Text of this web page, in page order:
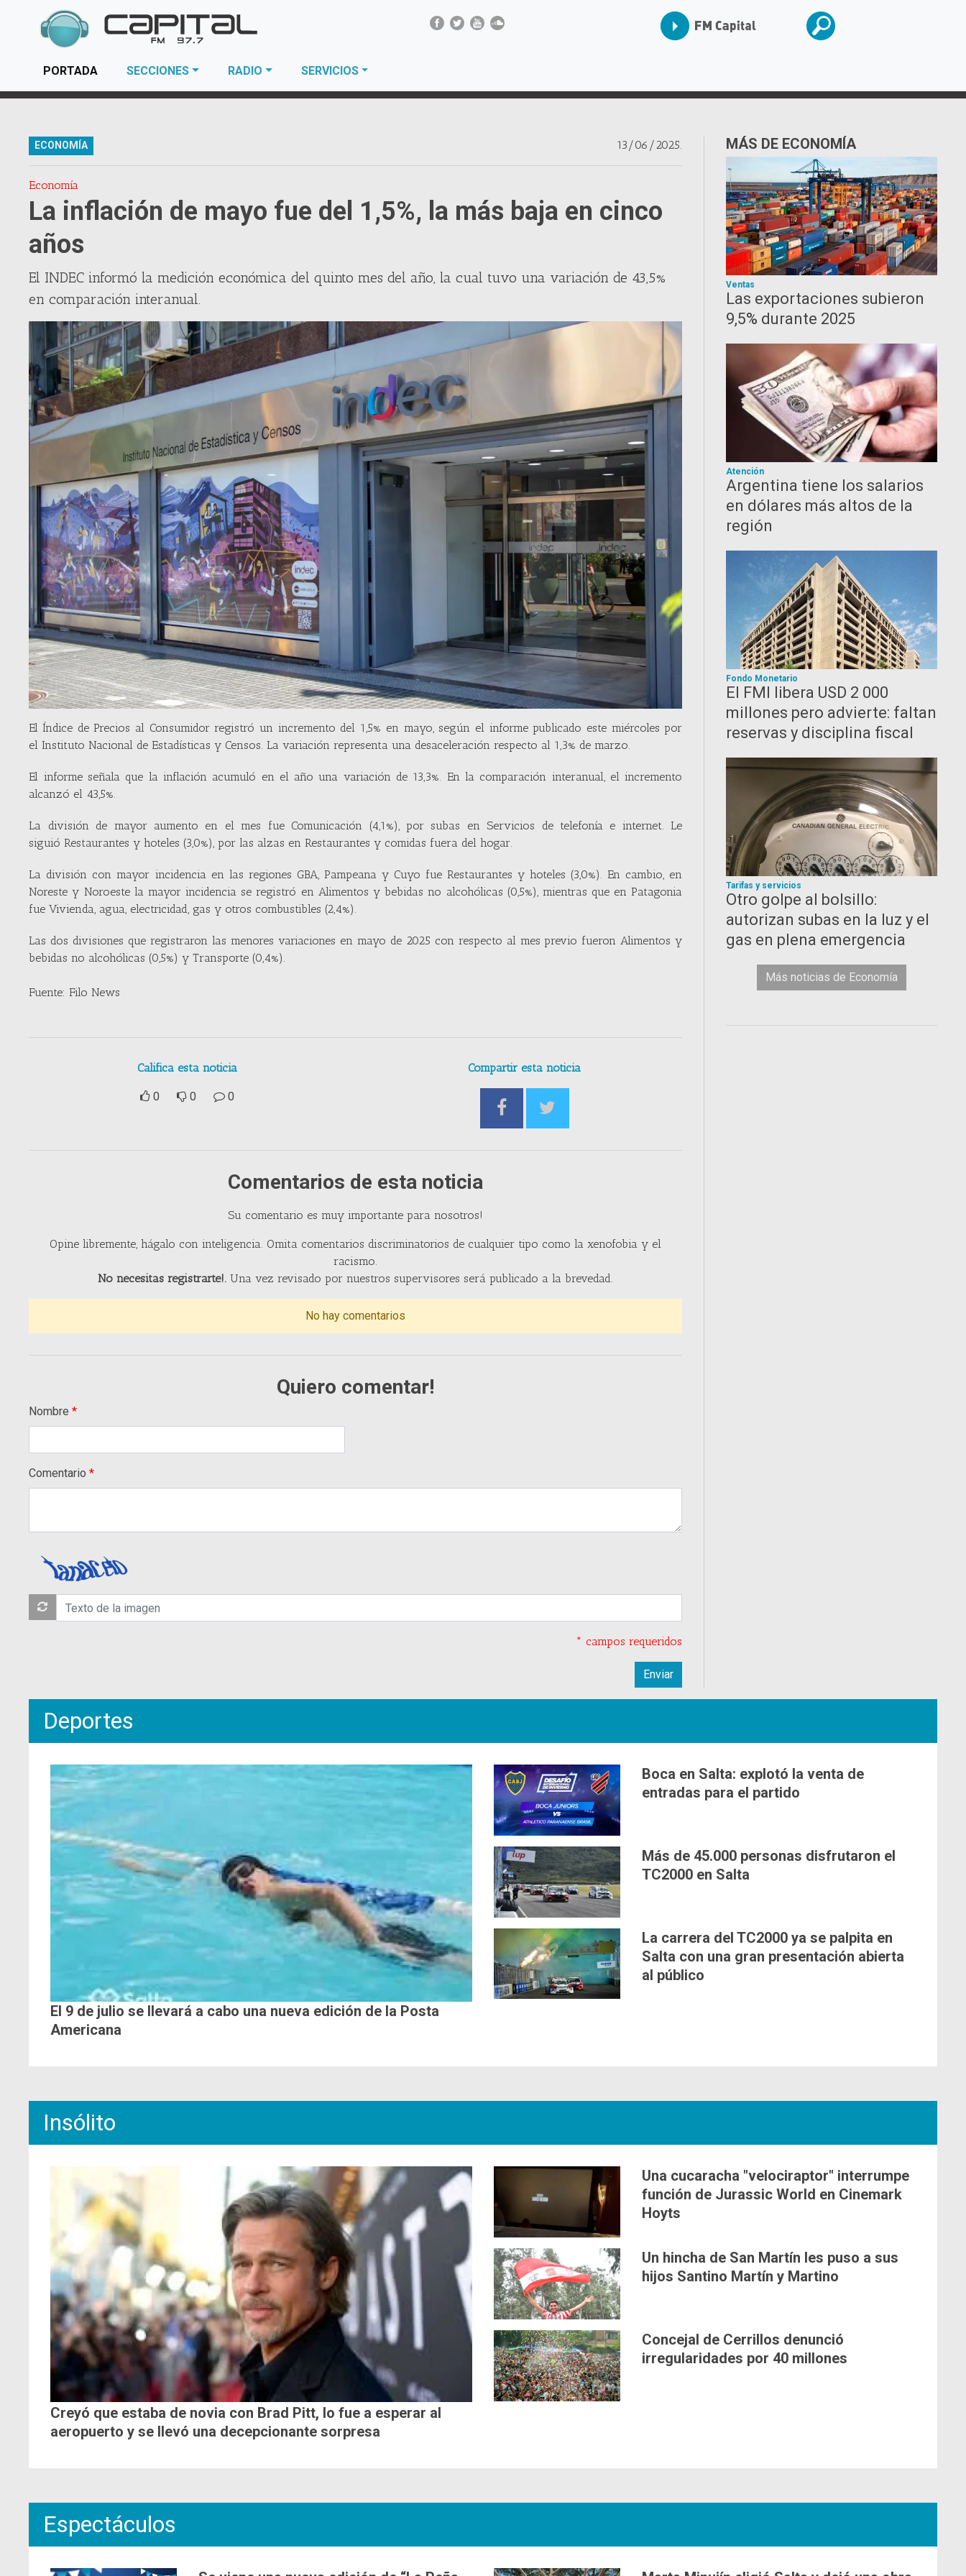
PORTADA(current)SECCIONES RADIO SERVICIOS
13/06/2025.
ECONOMÍA
Economía
La inflación de mayo fue del 1,5%, la más baja en cinco
años
El INDEC informó la medición económica del quinto mes del año, la cual tuvo una variación de 43,5%
en comparación interanual.
El Índice de Precios al Consumidor registró un incremento del 1,5% en mayo, según el informe publicado este miércoles por
el Instituto Nacional de Estadísticas y Censos. La variación representa una desaceleración respecto al 1,3% de marzo.
El informe señala que la inflación acumuló en el año una variación de 13,3%. En la comparación interanual, el incremento
alcanzó el 43,5%.
La división de mayor aumento en el mes fue Comunicación (4,1%), por subas en Servicios de telefonía e internet. Le
siguió Restaurantes y hoteles (3,0%), por las alzas en Restaurantes y comidas fuera del hogar.
La división con mayor incidencia en las regiones GBA, Pampeana y Cuyo fue Restaurantes y hoteles (3,0%). En cambio, en
Noreste y Noroeste la mayor incidencia se registró en Alimentos y bebidas no alcohólicas (0,5%), mientras que en Patagonia
fue Vivienda, agua, electricidad, gas y otros combustibles (2,4%).
Las dos divisiones que registraron las menores variaciones en mayo de 2025 con respecto al mes previo fueron Alimentos y
bebidas no alcohólicas (0,5%) y Transporte (0,4%).
Fuente: Filo News
Califica esta noticia
0 0 0
Compartir esta noticia
Comentarios de esta noticia
Su comentario es muy importante para nosotros!
Opine libremente, hágalo con inteligencia. Omita comentarios discriminatorios de cualquier tipo como la xenofobia y el
racismo.
No necesitas registrarte!. Una vez revisado por nuestros supervisores será publicado a la brevedad.
No hay comentarios
Quiero comentar!
Nombre
Comentario
* campos requeridos
MÁS DE ECONOMÍA
Ventas
Las exportaciones subieron
9,5% durante 2025
Atención
Argentina tiene los salarios
en dólares más altos de la
región
Fondo Monetario
El FMI libera USD 2 000
millones pero advierte: faltan
reservas y disciplina fiscal
Tarifas y servicios
Otro golpe al bolsillo:
autorizan subas en la luz y el
gas en plena emergencia
Más noticias de Economía
Deportes
El 9 de julio se llevará a cabo una nueva edición de la Posta
Americana
Boca en Salta: explotó la venta de
entradas para el partido
Más de 45.000 personas disfrutaron el
TC2000 en Salta
La carrera del TC2000 ya se palpita en
Salta con una gran presentación abierta
al público
Insólito
Creyó que estaba de novia con Brad Pitt, lo fue a esperar al
aeropuerto y se llevó una decepcionante sorpresa
Una cucaracha "velociraptor" interrumpe
función de Jurassic World en Cinemark
Hoyts
Un hincha de San Martín les puso a sus
hijos Santino Martín y Martino
Concejal de Cerrillos denunció
irregularidades por 40 millones
Espectáculos